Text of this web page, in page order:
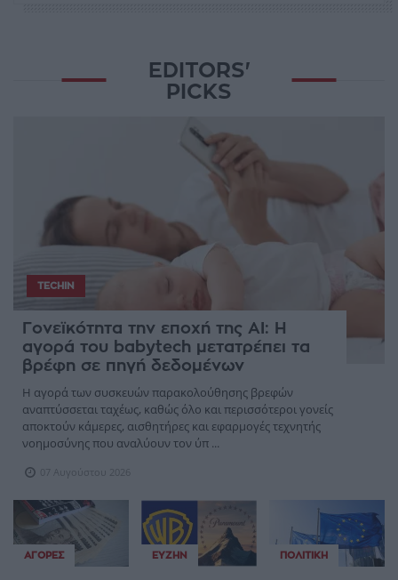
EDITORS'
PICKS
TECHIN
Γονεϊκότητα την εποχή της AI: Η
αγορά του babytech μετατρέπει τα
βρέφη σε πηγή δεδομένων
Η αγορά των συσκευών παρακολούθησης βρεφών
αναπτύσσεται ταχέως, καθώς όλο και περισσότεροι γονείς
αποκτούν κάμερες, αισθητήρες και εφαρμογές τεχνητής
νοημοσύνης που αναλύουν τον ύπ ...
07 Αυγούστου 2026
ΑΓΟΡΈΣ ΕΥΖΗΝ ΠΟΛΙΤΙΚΉ